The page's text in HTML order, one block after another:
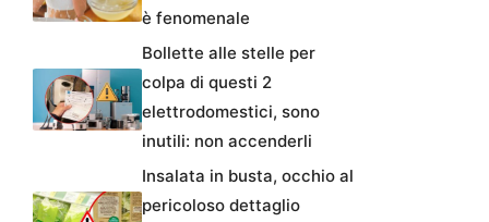
è fenomenale
Bollette alle stelle per
colpa di questi 2
elettrodomestici, sono
inutili: non accenderli
Insalata in busta, occhio al
pericoloso dettaglio